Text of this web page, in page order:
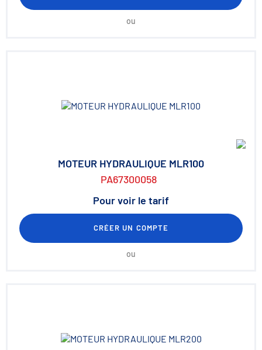
ou
MOTEUR HYDRAULIQUE MLR100
PA67300058
Pour voir le tarif
CRÉER UN COMPTE
ou